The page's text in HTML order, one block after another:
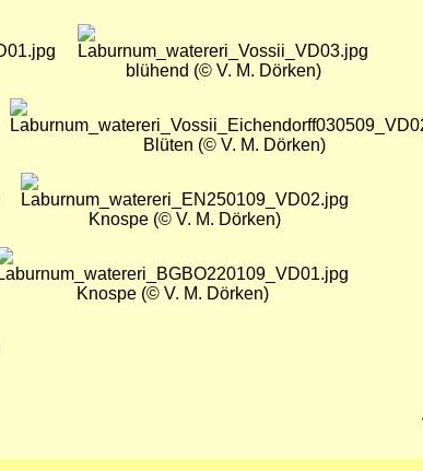
Bild
blühend (© V. M. Dörken)
Bild
Blüten (© V. M. Dörken)
Bild
Knospe (© V. M. Dörken)
Knospe (© V. M. Dörken)